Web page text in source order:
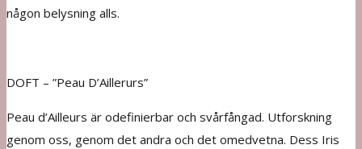
någon belysning alls.
DOFT – ”Peau D’Aillerurs”
Peau d’Ailleurs är odefinierbar och svårfångad. Utforskning
genom oss, genom det andra och det omedvetna. Dess Iris